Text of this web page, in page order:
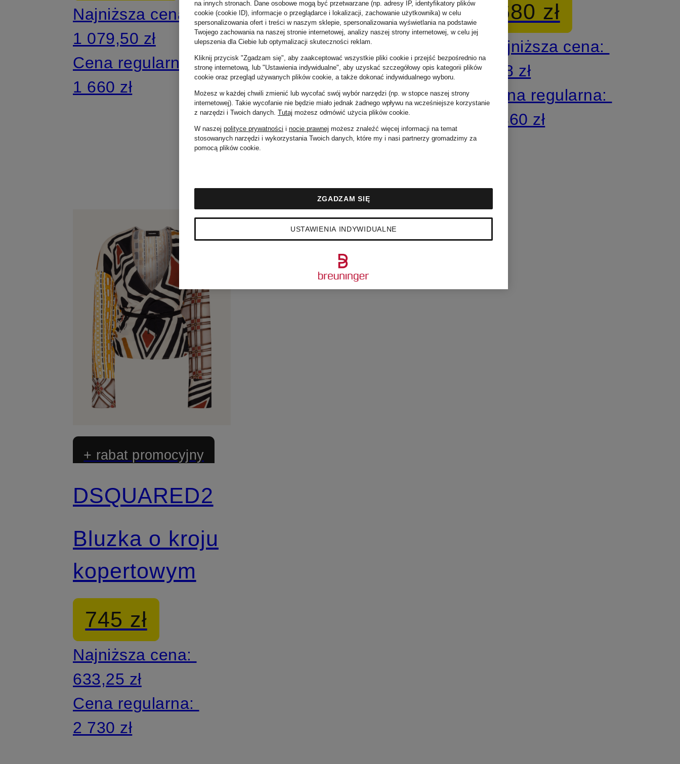
Najniższa cena:
1 079,50 zł
Cena regularna:
1 660 zł
955 zł
Najniższa cena:
811,75 zł
Cena regularna:
1 910 zł
680 zł
Najniższa cena:
578 zł
Cena regularna:
1 360 zł
+ rabat promocyjny
DSQUARED2
Bluzka o kroju
kopertowym
745 zł
Najniższa cena:
633,25 zł
Cena regularna:
2 730 zł
na innych stronach. Dane osobowe mogą być przetwarzane (np. adresy IP, identyfikatory plików
cookie (cookie ID), informacje o przeglądarce i lokalizacji, zachowanie użytkownika) w celu
spersonalizowania ofert i treści w naszym sklepie, spersonalizowania wyświetlania na podstawie
Twojego zachowania na naszej stronie internetowej, analizy naszej strony internetowej, w celu jej
ulepszenia dla Ciebie lub optymalizacji skuteczności reklam.
Kliknij przycisk "Zgadzam się", aby zaakceptować wszystkie pliki cookie i przejść bezpośrednio na
stronę internetową, lub "Ustawienia indywidualne", aby uzyskać szczegółowy opis kategorii plików
cookie oraz przegląd używanych plików cookie, a także dokonać indywidualnego wyboru.
Możesz w każdej chwili zmienić lub wycofać swój wybór narzędzi (np. w stopce naszej strony
internetowej). Takie wycofanie nie będzie miało jednak żadnego wpływu na wcześniejsze korzystanie
z narzędzi i Twoich danych. Tutaj możesz odmówić użycia plików cookie.
W naszej polityce prywatności i nocie prawnej możesz znaleźć więcej informacji na temat
stosowanych narzędzi i wykorzystania Twoich danych, które my i nasi partnerzy gromadzimy za
pomocą plików cookie.
USTAWIENIA INDYWIDUALNE
ZGADZAM SIĘ